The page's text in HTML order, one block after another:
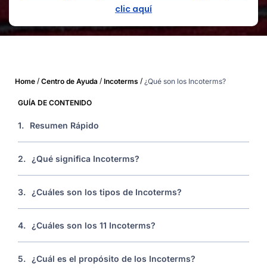
clic aquí
Home / Centro de Ayuda / Incoterms / ¿Qué son los Incoterms?
GUÍA DE CONTENIDO
1. Resumen Rápido
2. ¿Qué significa Incoterms?
3. ¿Cuáles son los tipos de Incoterms?
4. ¿Cuáles son los 11 Incoterms?
5. ¿Cuál es el propósito de los Incoterms?